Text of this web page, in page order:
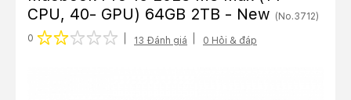
CPU, 40- GPU) 64GB 2TB - New (No.3712)
0
5 stars
4 stars
3 stars
2 stars
1 star 13 Đánh giá 0 Hỏi & đáp